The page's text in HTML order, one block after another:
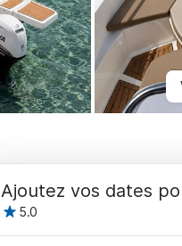
Ajoutez vos dates
5.0